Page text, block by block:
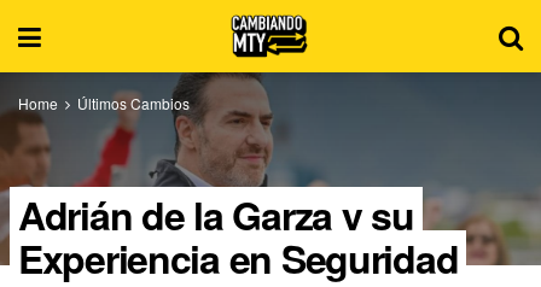
Home Últimos Cambios
Adrián de la Garza y su
Experiencia en Seguridad